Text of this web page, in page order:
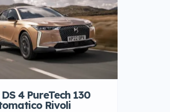
DS 4 PureTech 130
Rivoli